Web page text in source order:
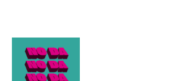
Apellidos